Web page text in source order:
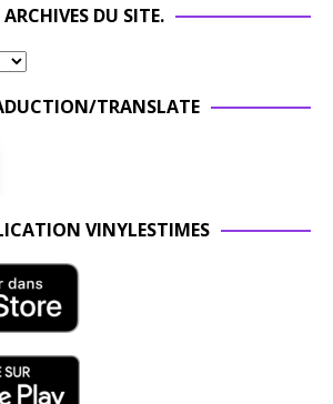
ARCHIVES DU SITE.
TRANSLATE
VINYLESTIMES